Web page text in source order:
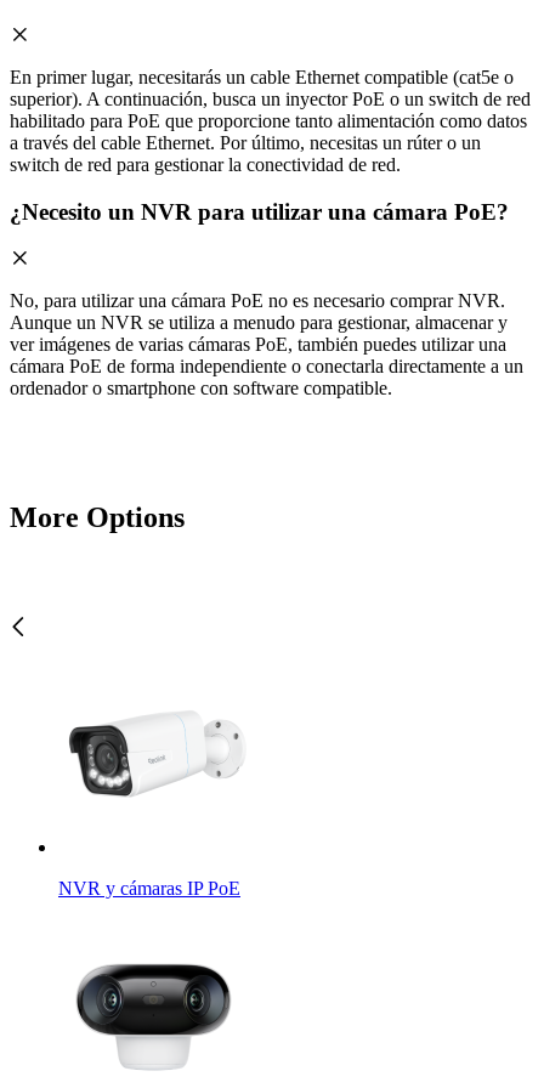
En primer lugar, necesitarás un cable Ethernet compatible (cat5e o
superior). A continuación, busca un inyector PoE o un switch de red
habilitado para PoE que proporcione tanto alimentación como datos
a través del cable Ethernet. Por último, necesitas un rúter o un
switch de red para gestionar la conectividad de red.
¿Necesito un NVR para utilizar una cámara PoE?
No, para utilizar una cámara PoE no es necesario comprar NVR.
Aunque un NVR se utiliza a menudo para gestionar, almacenar y
ver imágenes de varias cámaras PoE, también puedes utilizar una
cámara PoE de forma independiente o conectarla directamente a un
ordenador o smartphone con software compatible.
More Options
NVR y cámaras IP PoE